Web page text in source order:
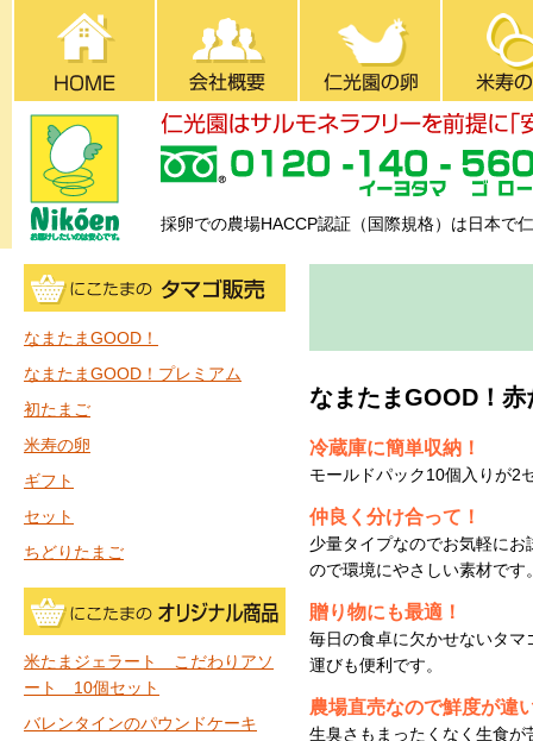
採卵での農場HACCP認証（国際規格）は日本で
なまたまGOOD！
なまたまGOOD！プレミアム
初たまご
米寿の卵
ギフト
セット
ちどりたまご
米たまジェラート こだわりアソ
ート 10個セット
バレンタインのパウンドケーキ
なまたまGOOD！
冷蔵庫に簡単収納！
モールドパック10個入りが2
仲良く分け合って！
少量タイプなのでお気軽に
ので環境にやさしい素材です
贈り物にも最適！
毎日の食卓に欠かせないタ
運びも便利です。
農場直売なので鮮度が違
生臭さもまったくなく生食